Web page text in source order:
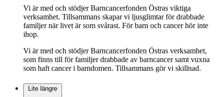
Vi är med och stödjer Barncancerfonden Östras viktiga
verksamhet. Tillsammans skapar vi ljusglimtar för drabbade
familjer när livet är som svårast. För barn och cancer hör inte
ihop.
Vi är med och stödjer Barncancerfonden Östras verksamhet,
som finns till för familjer drabbade av barncancer samt vuxna
som haft cancer i barndomen. Tillsammans gör vi skillnad.
Lite längre